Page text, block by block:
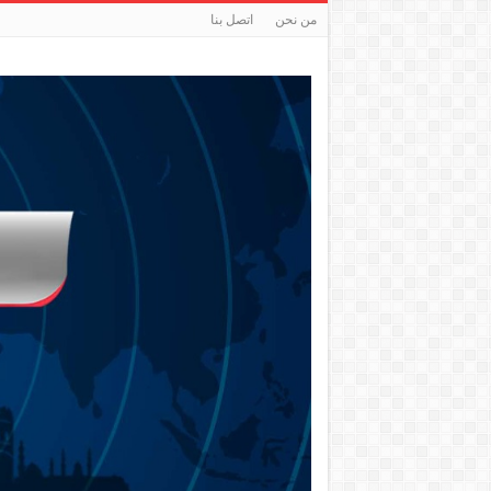
من نحن اتصل بنا